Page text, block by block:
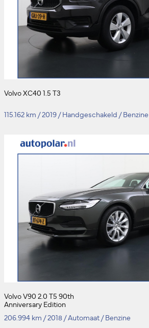
Volvo XC40 1.5 T3
115.162 km /2019 /Handgeschakeld /Benzine
Volvo V90 2.0 T5 90th
Anniversary Edition
206.994 km /2018 /Automaat /Benzine